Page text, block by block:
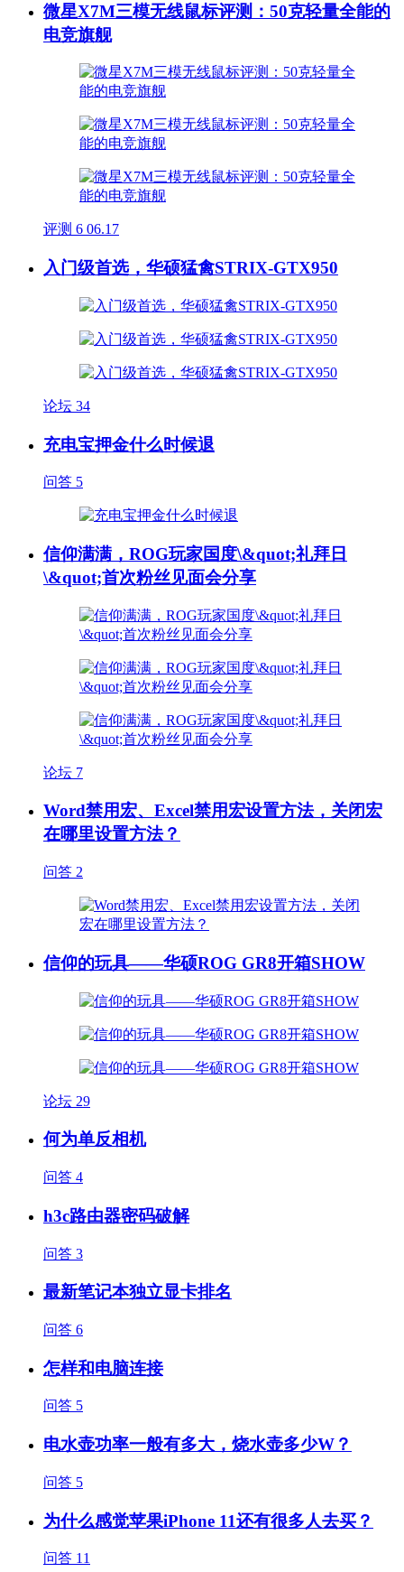
微星X7M三模无线鼠标评测：50克轻量全能的
电竞旗舰
评测 6 06.17
入门级首选，华硕猛禽STRIX-GTX950
论坛 34
充电宝押金什么时候退
问答 5
信仰满满，ROG玩家国度\&quot;礼拜日
\&quot;首次粉丝见面会分享
论坛 7
Word禁用宏、Excel禁用宏设置方法，关闭宏
在哪里设置方法？
问答 2
信仰的玩具——华硕ROG GR8开箱SHOW
论坛 29
何为单反相机
问答 4
h3c路由器密码破解
问答 3
最新笔记本独立显卡排名
问答 6
怎样和电脑连接
问答 5
电水壶功率一般有多大，烧水壶多少W？
问答 5
为什么感觉苹果iPhone 11还有很多人去买？
问答 11